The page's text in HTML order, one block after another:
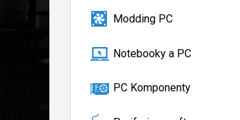
Modding PC
Notebooky a PC
PC Komponenty